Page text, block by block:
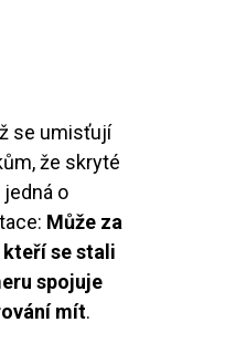
se umisťují
že skryté
o
Může za
se stali
spojuje
mít.